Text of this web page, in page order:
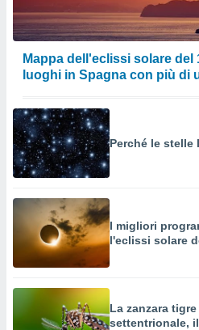
Mappa dell'eclissi solare
luoghi in Spagna con più di
Perché le stelle
I migliori
l'eclissi solare
La zanzara
settentrionale,